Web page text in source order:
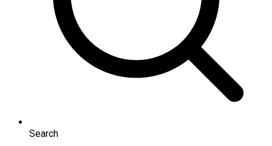
Search